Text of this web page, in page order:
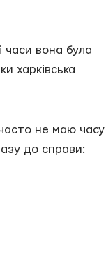
часи вона була
харківська
не маю часу
до справи: